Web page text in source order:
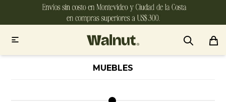

MUEBLES